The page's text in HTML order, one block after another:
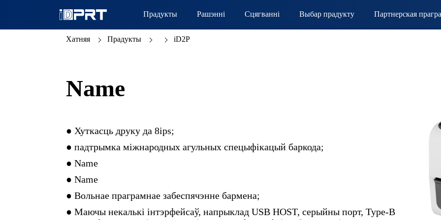
Прадукты Рашэнні Сцягванні Выбар прадукту Партнерская
Хатняя Прадукты iD2P
Name
● Хуткасць друку да 8ips;
● падтрымка міжнародных агульных спецыфікацый баркода;
● Name
● Name
● Вольнае праграмнае забеспячэнне бармена;
● Маючы некалькі інтэрфейсаў, напрыклад USB HOST, серыйны порт, Type-B